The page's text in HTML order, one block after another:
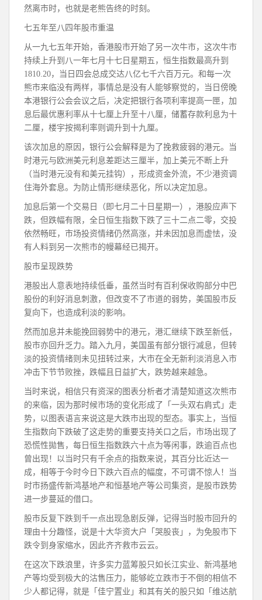
然离市时，也就是老熊告终的时刻。
七五年至八四年股市重温
从一九七五年开始，香港股市开始了另一次牛市，这次牛市
持续上升到八一年七月十七日星期五，恒生指数最高升到
1810.20，当日四会总成交达八亿七千六百万元。和每一次
熊市来临没有两样，事情总是没有人能够察觉的，当日傍晚
本港银行公会会议之后，决定把银行各项利率提高一匣，加
息后最优惠利率从十七厘上升至十八厘，储蓄存款利息为十
二厘，楼宇按揭利率则调升到十九厘。
该次加息的原因，银行公会解释是为了挽救疲弱的港元。当
时港元与欧洲美元利息差距达三厘半，加上美元不断上升
（当时港元没有和美元挂钩），形成资金外流，不少港资调
住海外套息。为防止情形继续恶化，所以决定加息。
加息后第一个交易日（即七月二十日星期一），港股应声下
跌，但跌幅有限，全日恒生指数下跌了三十二点二零，交投
依然畅旺，市场投资情绪仍然高涨，并未因加息而虚怯，没
有人料到另一次熊市的幔幕经已揭开。
股市呈现跌势
港股出人意表地持续低垂，虽然当时有百利保收购部分中巴
股份的利好消息刺激，但改变不了市道的弱势，美国股市反
复向下，也造成利淡的影响。
然而加息并未能挽回弱势中的港元，港汇继续下跌至新低，
股市亦回升乏力。踏入九月，美国虽有部分银行减息，但转
淡的投资情绪则未见扭转过来，大市在全无新利淡消息入市
冲击下节节败挫，跌幅且日益扩大，跌势越来越急。
当时来说，相信只有资深的图表分析者才清楚知道这次熊市
的来临，因为那时候市场的变化形成了「一头双右肩式」走
势，以图表语言来说这是大跌市出现的型态。事实上，当恒
生指数向下跌破了这走势的重要支持关口之后，市场出现了
恐慌性拋售，每日恒生指数跌六十点为等闲事，跌逾百点也
曾出现！以当时只有千余点的指数来说，其百分比近达一
成，相等于今时今日下跌六百点的幅度，不可谓不惊人！当
时市扬盛传新鸿基地产和恒基地产等公司集资，是股市跌势
进一步蔓延的借口。
股市反复下跌到千一点出现急剧反弹，记得当时股市回升的
理由十分趣怪，说是十大华资大户「哭股丧」，为免股市下
跌令到身家缩水，因此齐齐救市云云。
在这次下跌浪里，许多实力蓝筹股只如长江实业、新鸿基地
产等均受到极大的沽售压力，能够屹立跌市于不倒的相信不
少人都记得，就是「佳宁置业」和其有关的股只如「维达航